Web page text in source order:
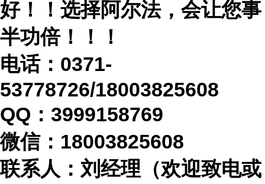
好！！选择阿尔法，会让您事
半功倍！！！
电话： 0371-
53778726/18003825608
QQ：3999158769
微信： 18003825608
联系人：刘经理（欢迎致电或